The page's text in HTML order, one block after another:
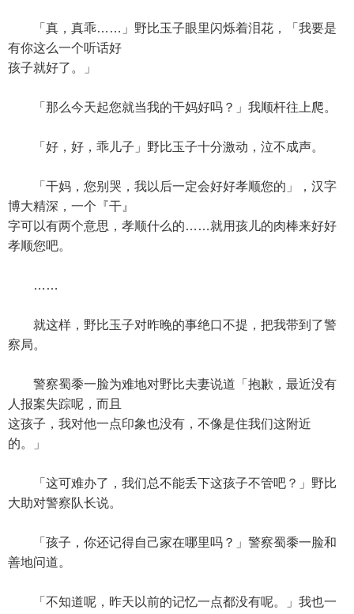
「真，真乖……」野比玉子眼里闪烁着泪花，「我要是
有你这么一个听话好
孩子就好了。」
「那么今天起您就当我的干妈好吗？」我顺杆往上爬。
「好，好，乖儿子」野比玉子十分激动，泣不成声。
「干妈，您别哭，我以后一定会好好孝顺您的」，汉字
博大精深，一个『干』
字可以有两个意思，孝顺什么的……就用孩儿的肉棒来好好
孝顺您吧。
……
就这样，野比玉子对昨晚的事绝口不提，把我带到了警
察局。
警察蜀黍一脸为难地对野比夫妻说道「抱歉，最近没有
人报案失踪呢，而且
这孩子，我对他一点印象也没有，不像是住我们这附近
的。」
「这可难办了，我们总不能丢下这孩子不管吧？」野比
大助对警察队长说。
「孩子，你还记得自己家在哪里吗？」警察蜀黍一脸和
善地问道。
「不知道呢，昨天以前的记忆一点都没有呢。」我也一